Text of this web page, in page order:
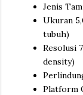
Jenis
Ukuran
tubuh)
Resolusi
density)
Platform